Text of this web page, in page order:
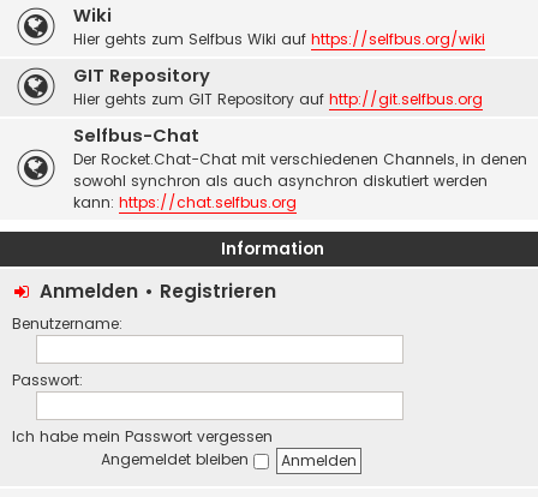
Wiki
Hier gehts zum Selfbus Wiki auf https://selfbus.org/wiki
GIT Repository
Hier gehts zum GIT Repository auf http://git.selfbus.org
Selfbus-Chat
Der Rocket.Chat-Chat mit verschiedenen Channels, in denen
sowohl synchron als auch asynchron diskutiert werden
kann: https://chat.selfbus.org
Information
Anmelden • Registrieren
Benutzername:
Passwort:
Ich habe mein Passwort vergessen
Angemeldet bleiben